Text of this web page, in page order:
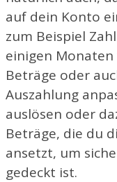
auf dein Konto
zum Beispiel
einigen
Beträge oder
Auszahlung
auslösen oder
Beträge, die du
ansetzt, um
gedeckt ist.